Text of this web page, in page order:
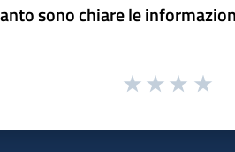
sono chiare le